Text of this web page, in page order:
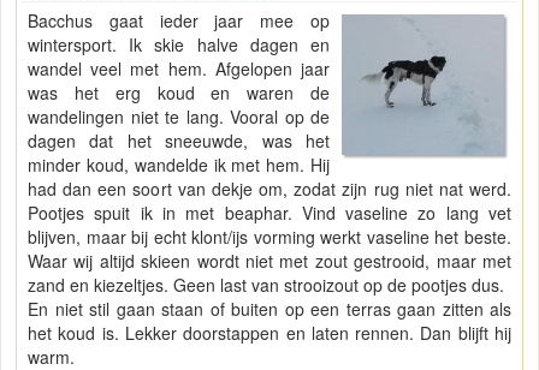
Bacchus gaat ieder jaar mee op
wintersport. Ik skie halve dagen en
wandel veel met hem. Afgelopen jaar
was het erg koud en waren de
wandelingen niet te lang. Vooral op de
dagen dat het sneeuwde, was het
minder koud, wandelde ik met hem. Hij
had dan een soort van dekje om, zodat zijn rug niet nat werd.
Pootjes spuit ik in met beaphar. Vind vaseline zo lang vet
blijven, maar bij echt klont/ijs vorming werkt vaseline het beste.
Waar wij altijd skieen wordt niet met zout gestrooid, maar met
zand en kiezeltjes. Geen last van strooizout op de pootjes dus.
En niet stil gaan staan of buiten op een terras gaan zitten als
het koud is. Lekker doorstappen en laten rennen. Dan blijft hij
warm.